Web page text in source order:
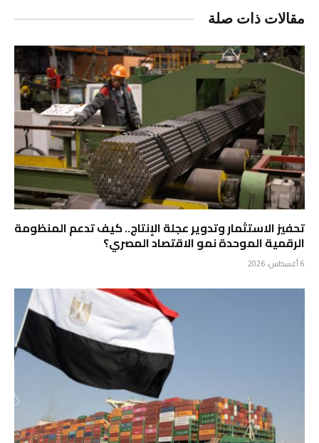
مقالات ذات صلة
تحفيز الاستثمار وتدوير عجلة الإنتاج.. كيف تدعم المنظومة
الرقمية الموحدة نمو الاقتصاد المصري؟
6 أغسطس، 2026